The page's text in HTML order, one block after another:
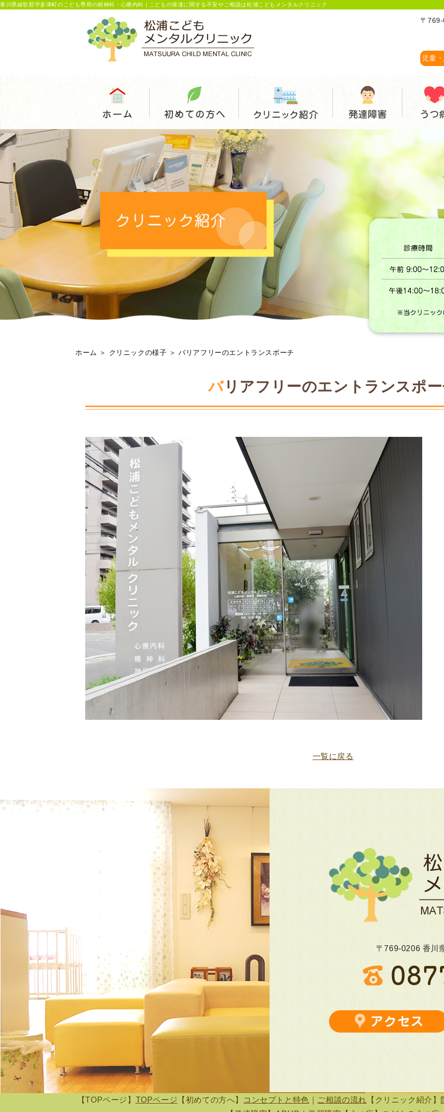
香川県綾歌郡宇多津町のこども専用の精神科・心療内科 | こどもの発達に関する不安やご相談は松浦こどもメンタルクリニック
〒
児童
ホーム ＞ クリニックの様子 ＞ バリアフリーのエントランスポーチ
バリアフリーのエントランスポ
一覧に戻る
〒769-0206 香川
【TOPページ】 TOPページ 【初めての方へ】 コンセプトと特色 ご相談の流れ 【クリニック紹介】